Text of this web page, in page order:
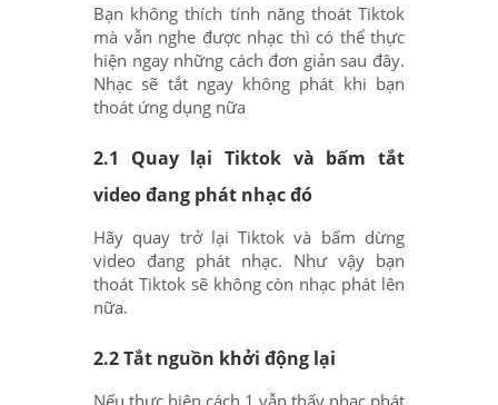
Bạn không thích tính năng thoát Tiktok
mà vẫn nghe được nhạc thì có thể thực
hiện ngay những cách đơn giản sau đây.
Nhạc sẽ tắt ngay không phát khi bạn
thoát ứng dụng nữa
2.1 Quay lại Tiktok và bấm tắt
video đang phát nhạc đó
Hãy quay trở lại Tiktok và bấm dừng
video đang phát nhạc. Như vậy bạn
thoát Tiktok sẽ không còn nhạc phát lên
nữa.
2.2 Tắt nguồn khởi động lại
Nếu thực hiện cách 1 vẫn thấy nhạc phát